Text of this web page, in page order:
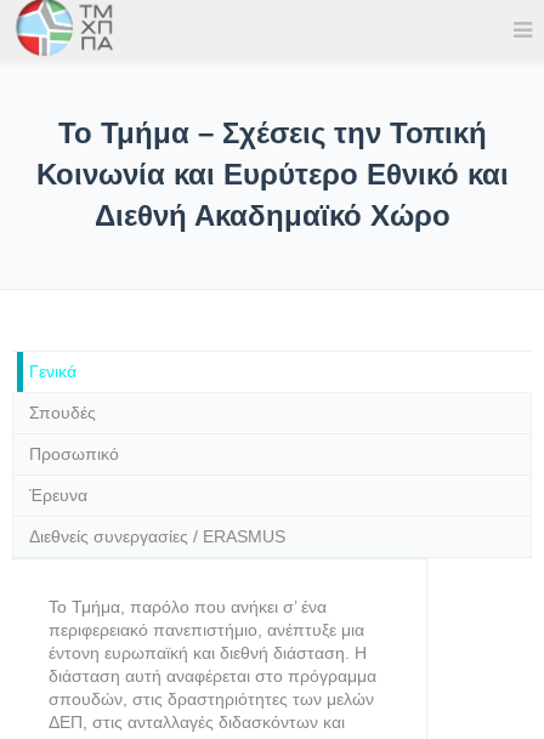
Το Τμήμα – Σχέσεις την Τοπική
Κοινωνία και Ευρύτερο Εθνικό και
Διεθνή Ακαδημαϊκό Χώρο
Γενικά
Σπουδές
Προσωπικό
Έρευνα
Διεθνείς συνεργασίες / ERASMUS
Το Τμήμα, παρόλο που ανήκει σ’ ένα
περιφερειακό πανεπιστήμιο, ανέπτυξε μια
έντονη ευρωπαϊκή και διεθνή διάσταση. Η
διάσταση αυτή αναφέρεται στο πρόγραμμα
σπουδών, στις δραστηριότητες των μελών
ΔΕΠ, στις ανταλλαγές διδασκόντων και